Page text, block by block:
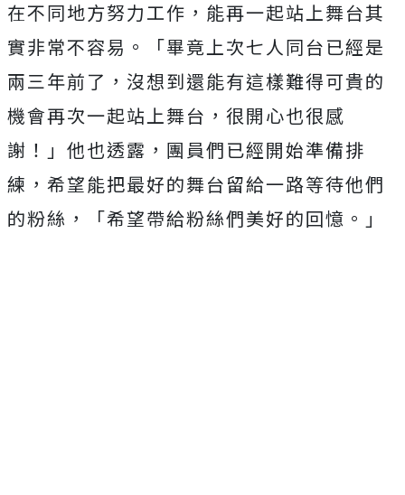
在不同地方努力工作，能再一起站上舞台其
實非常不容易。「畢竟上次七人同台已經是
兩三年前了，沒想到還能有這樣難得可貴的
機會再次一起站上舞台，很開心也很感
謝！」他也透露，團員們已經開始準備排
練，希望能把最好的舞台留給一路等待他們
的粉絲，「希望帶給粉絲們美好的回憶。」